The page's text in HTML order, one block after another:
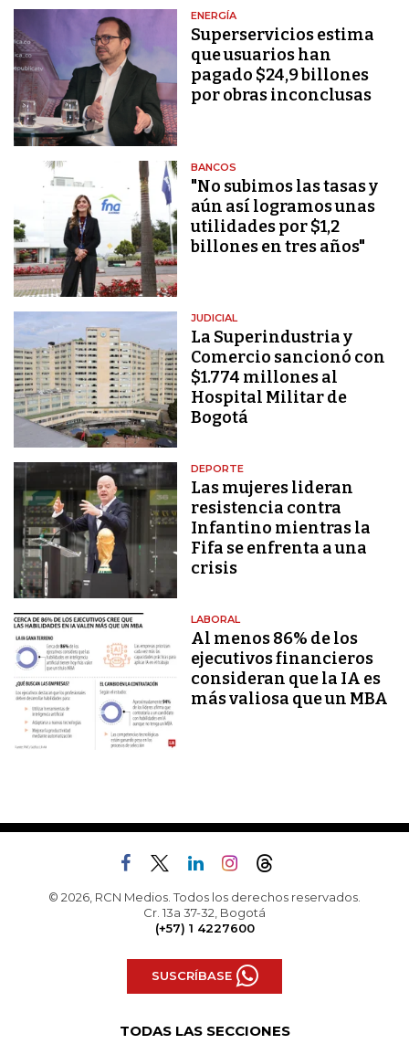
ENERGÍA
Superservicios estima
que usuarios han
pagado $24,9 billones
por obras inconclusas
BANCOS
"No subimos las tasas y
aún así logramos unas
utilidades por $1,2
billones en tres años"
JUDICIAL
La Superindustria y
Comercio sancionó con
$1.774 millones al
Hospital Militar de
Bogotá
DEPORTE
Las mujeres lideran
resistencia contra
Infantino mientras la
Fifa se enfrenta a una
crisis
LABORAL
Al menos 86% de los
ejecutivos financieros
consideran que la IA es
más valiosa que un MBA
© 2026, RCN Medios. Todos los derechos reservados.
Cr. 13a 37-32, Bogotá
(+57) 1 4227600
SUSCRÍBASE
TODAS LAS SECCIONES